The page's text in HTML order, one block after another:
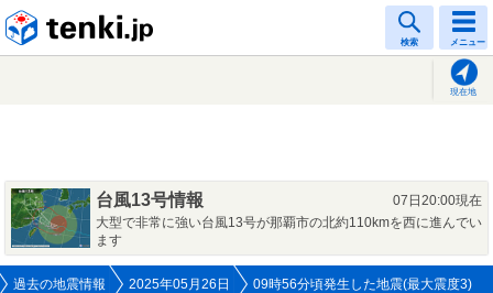
検索 メニュー
現在地
台風13号情報
07日20:00現在
大型で非常に強い台風13号が那覇市の北約110kmを西に進んでい
ます
過去の地震情報 2025年05月26日 09時56分頃発生した地震(最大震度3)